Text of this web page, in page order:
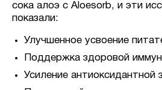
сока алоэ с Aloesorb, и эти
показали:
Улучшенное усвоение
Поддержка здоровой
Усиление антиоксидантной